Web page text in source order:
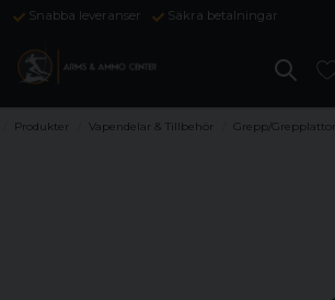
Snabba leveranser Säkra betalningar
Produkter Vapendelar & Tillbehör Grepp/Grepplattor